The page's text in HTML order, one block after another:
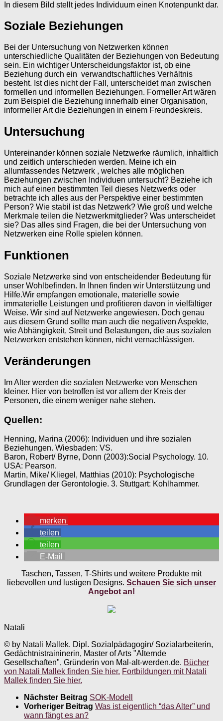
In diesem Bild stellt jedes Individuum einen Knotenpunkt dar.
Soziale Beziehungen
Bei der Untersuchung von Netzwerken können
unterschiedliche Qualitäten der Beziehungen von Bedeutung
sein. Ein wichtiger Unterscheidungsfaktor ist, ob eine
Beziehung durch ein verwandtschaftliches Verhältnis
besteht. Ist dies nicht der Fall, unterscheidet man zwischen
formellen und informellen Beziehungen. Formeller Art wären
zum Beispiel die Beziehung innerhalb einer Organisation,
informeller Art die Beziehungen in einem Freundeskreis.
Untersuchung
Untereinander können soziale Netzwerke räumlich, inhaltlich
und zeitlich unterschieden werden. Meine ich ein
allumfassendes Netzwerk , welches alle möglichen
Beziehungen zwischen Individuen untersucht? Beziehe ich
mich auf einen bestimmten Teil dieses Netzwerks oder
betrachte ich alles aus der Perspektive einer bestimmten
Person? Wie stabil ist das Netzwerk? Wie groß und welche
Merkmale teilen die Netzwerkmitglieder? Was unterscheidet
sie? Das alles sind Fragen, die bei der Untersuchung von
Netzwerken eine Rolle spielen können.
Funktionen
Soziale Netzwerke sind von entscheidender Bedeutung für
unser Wohlbefinden. In Ihnen finden wir Unterstützung und
Hilfe.Wir empfangen emotionale, materielle sowie
immaterielle Leistungen und profitieren davon in vielfältiger
Weise. Wir sind auf Netzwerke angewiesen. Doch genau
aus diesem Grund sollte man auch die negativen Aspekte,
wie Abhängigkeit, Streit und Belastungen, die aus sozialen
Netzwerken entstehen können, nicht vernachlässigen.
Veränderungen
Im Alter werden die sozialen Netzwerke von Menschen
kleiner. Hier von betroffen ist vor allem der Kreis der
Personen, die einem weniger nahe stehen.
Quellen:
Henning, Marina (2006): Individuen und ihre sozialen
Beziehungen. Wiesbaden: VS.
Baron, Robert/ Byrne, Donn (2003):Social Psychology. 10.
USA: Pearson.
Martin, Mike/ Kliegel, Matthias (2010): Psychologische
Grundlagen der Gerontologie. 3. Stuttgart: Kohlhammer.
merken
teilen
teilen
E-Mail
Taschen, Tassen, T-Shirts und weitere Produkte mit
liebevollen und lustigen Designs. Schauen Sie sich unser
Angebot an!
Natali
© by Natali Mallek. Dipl. Sozialpädagogin/ Sozialarbeiterin,
Gedächtnistraininerin, Master of Arts "Alternde
Gesellschaften", Gründerin von Mal-alt-werden.de. Bücher
von Natali Mallek finden Sie hier. Fortbildungen mit Natali
Mallek finden Sie hier.
Nächster Beitrag SOK-Modell
Vorheriger Beitrag Was ist eigentlich “das Alter” und
wann fängt es an?